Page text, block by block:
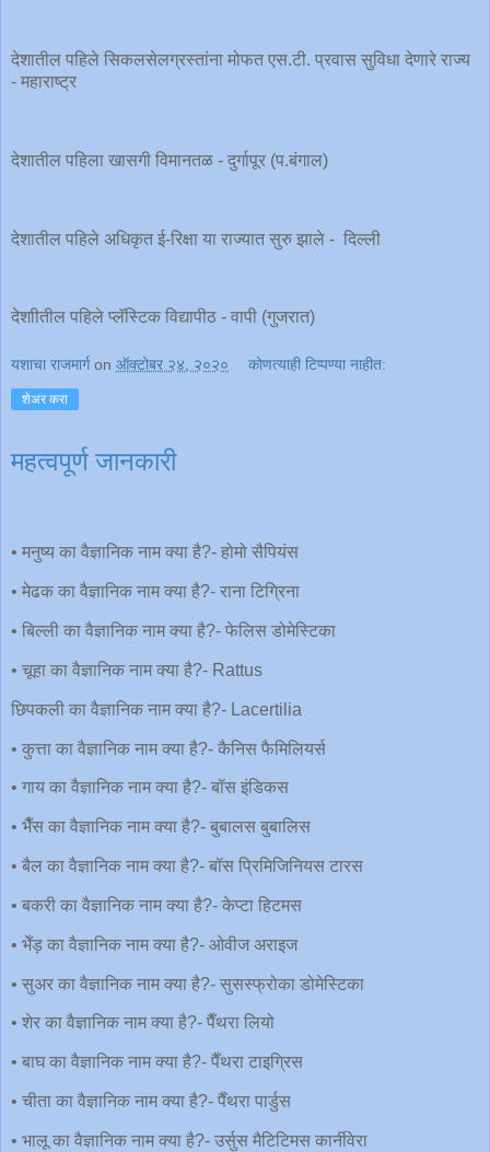
देशातील पहिले सिकलसेलग्रस्तांना मोफत एस.टी. प्रवास सुविधा देणारे राज्य
- महाराष्ट्र
देशातील पहिला खासगी विमानतळ - दुर्गापूर (प.बंगाल)
देशातील पहिले अधिकृत ई-रिक्षा या राज्यात सुरु झाले - दिल्ली
देशाीतील पहिले प्लॅस्टिक विद्यापीठ - वापी (गुजरात)
यशाचा राजमार्ग on ऑक्टोबर २४, २०२० कोणत्याही टिप्पण्‍या नाहीत:
शेअर करा
महत्वपूर्ण जानकारी
• मनुष्य का वैज्ञानिक नाम क्या है?- होमो सैपियंस
• मेढक का वैज्ञानिक नाम क्या है?- राना टिग्रिना
• बिल्ली का वैज्ञानिक नाम क्या है?- फेलिस डोमेस्टिका
• चूहा का वैज्ञानिक नाम क्या है?- Rattus
छिपकली का वैज्ञानिक नाम क्या है?- Lacertilia
• कुत्ता का वैज्ञानिक नाम क्या है?- कैनिस फैमिलियर्स
• गाय का वैज्ञानिक नाम क्या है?- बॉस इंडिकस
• भैँस का वैज्ञानिक नाम क्या है?- बुबालस बुबालिस
• बैल का वैज्ञानिक नाम क्या है?- बॉस प्रिमिजिनियस टारस
• बकरी का वैज्ञानिक नाम क्या है?- केप्टा हिटमस
• भेँड़ का वैज्ञानिक नाम क्या है?- ओवीज अराइज
• सुअर का वैज्ञानिक नाम क्या है?- सुसस्फ्रोका डोमेस्टिका
• शेर का वैज्ञानिक नाम क्या है?- पैँथरा लियो
• बाघ का वैज्ञानिक नाम क्या है?- पैँथरा टाइग्रिस
• चीता का वैज्ञानिक नाम क्या है?- पैँथरा पार्डुस
• भालू का वैज्ञानिक नाम क्या है?- उर्सुस मैटिटिमस कार्नीवेरा